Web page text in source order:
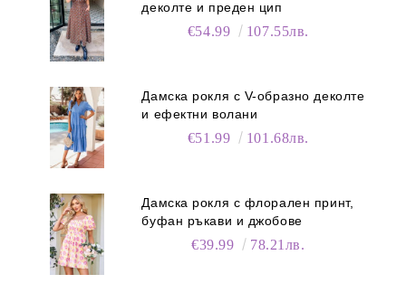
деколте и преден цип
€54.99 107.55лв.
Дамска рокля с V-образно деколте
и ефектни волани
€51.99 101.68лв.
Дамска рокля с флорален принт,
буфан ръкави и джобове
€39.99 78.21лв.